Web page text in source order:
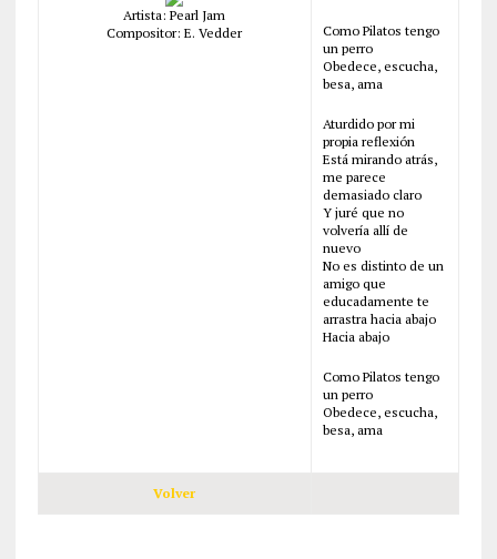
Artista: Pearl Jam
Compositor: E. Vedder
Como Pilatos tengo
un perro
Obedece, escucha,
besa, ama
Aturdido por mi
propia reflexión
Está mirando atrás,
me parece
demasiado claro
Y juré que no
volvería allí de
nuevo
No es distinto de un
amigo que
educadamente te
arrastra hacia abajo
Hacia abajo
Como Pilatos tengo
un perro
Obedece, escucha,
besa, ama
Volver